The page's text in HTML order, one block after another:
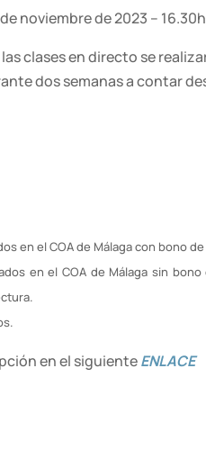
de noviembre de 2023 –
clases en directo se
dos semanas a contar
en el COA de Málaga con bono
en el COA de Málaga sin
en el siguienteENLACE